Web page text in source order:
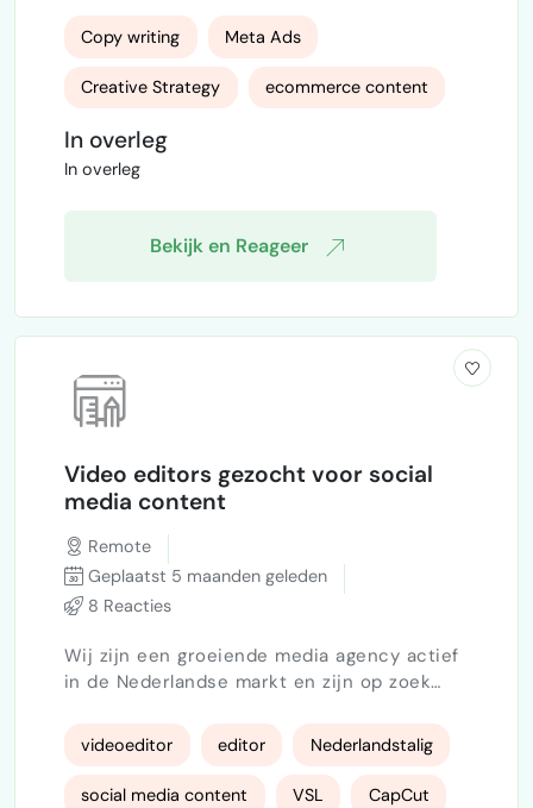
werkt per project, volledig remote, met veel
creatieve vrijheid. Over ons Wij maken
video ads voor e-commerce merken in
Nederland. Het doel: #1 video ad agency
worden. Daarvoor zoeken we nog een
Creative Strategist. Taken Maandelijks voor
Copy writing Meta Ads
Creative Strategy ecommerce content
In overleg
In overleg
Bekijk en Reageer
Video editors gezocht voor social
media content
Remote
Geplaatst 5 maanden geleden
8 Reacties
Wij zijn een groeiende media agency actief
in de Nederlandse markt en zijn op zoek
social media content. Wat moet je doen?
Bewerken van short-form video’s (Reels /
TikTok / YouTube Shorts) Snelle cuts &
videoeditor editor Nederlandstalig
social media content VSL CapCut